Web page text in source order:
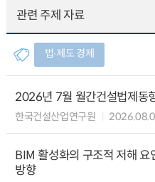
관련 주제 자료
법∙제도 경제
2026년 7월 월간건설법제동
한국건설산업연구원
BIM 활성화의 구조적 저해 요
방향